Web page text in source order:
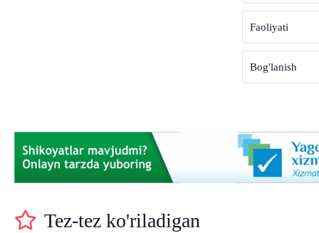
Faoliyati
Bog'lanish
Tez-tez ko'riladigan